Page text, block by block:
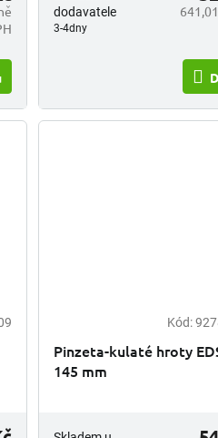
dodavatele
3-4dny
Kód:
Pinzeta-kulaté hroty
145 mm